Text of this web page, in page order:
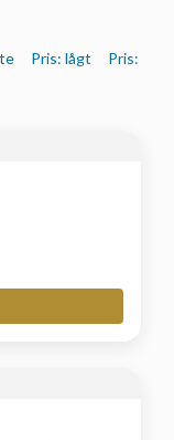
Pris: lågt
Pris: